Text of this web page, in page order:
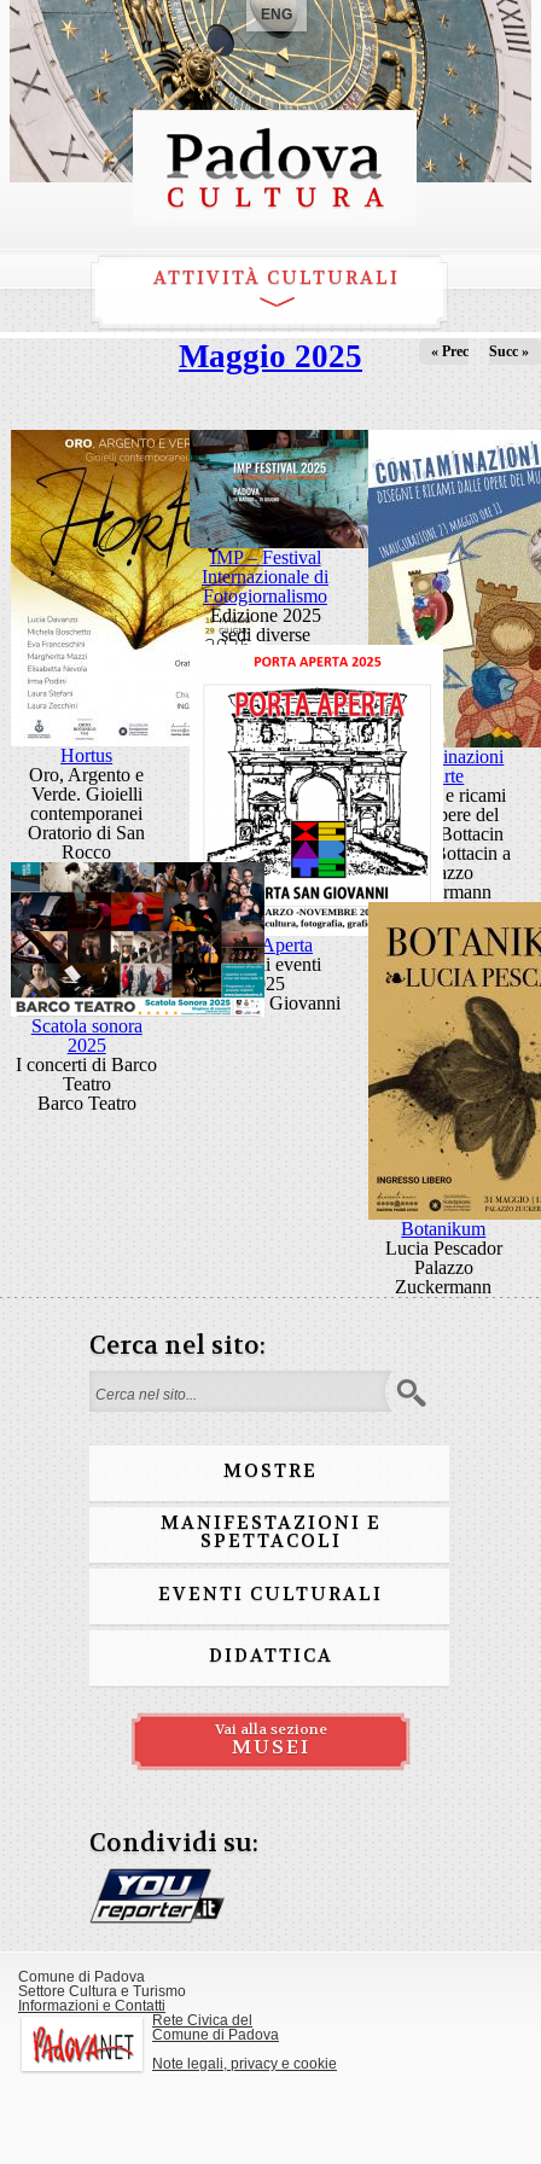
ENG
ATTIVITÀ CULTURALI
Maggio 2025 « Prec Succ »
Hortus
Oro, Argento e
Verde. Gioielli
contemporanei
Oratorio di San
Rocco
IMP – Festival
Internazionale di
Fotogiornalismo
Edizione 2025
sedi diverse
Contaminazioni
d'arte
Disegni e ricami
dalle opere del
Museo Bottacin
Museo Bottacin a
Palazzo
Zuckermann
Porta Aperta
Ciclo di eventi
2025
Porta San Giovanni
Scatola sonora
2025
I concerti di Barco
Teatro
Barco Teatro
Botanikum
Lucia Pescador
Palazzo
Zuckermann
Cerca nel sito:
Form di ricerca
MOSTRE
MANIFESTAZIONI E
SPETTACOLI
EVENTI CULTURALI
DIDATTICA
Vai alla sezione
MUSEI
Condividi su:
Comune di Padova
Settore Cultura e Turismo
Informazioni e Contatti
Rete Civica del
Comune di Padova
Note legali, privacy e cookie